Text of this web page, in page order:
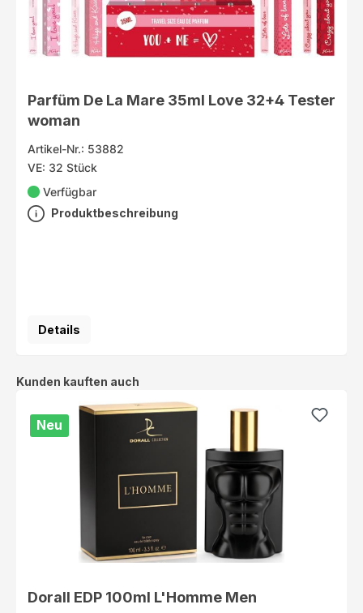
Parfüm De La Mare 35ml Love 32+4 Tester
woman
Artikel-Nr.: 53882
VE: 32 Stück
Verfügbar
Produktbeschreibung
Details
Produktgalerie überspringen
Kunden kauften auch
Neu
Dorall EDP 100ml L'Homme Men